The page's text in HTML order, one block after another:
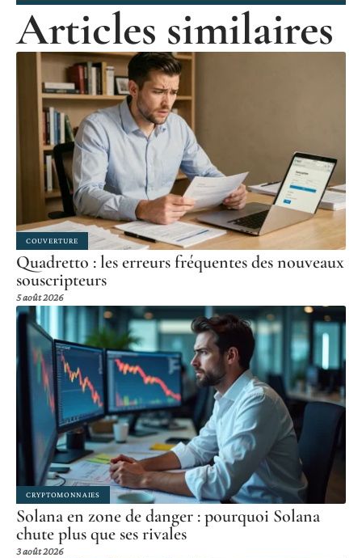
Articles similaires
COUVERTURE
Quadretto : les erreurs fréquentes des nouveaux
souscripteurs
5 août 2026
CRYPTOMONNAIES
Solana en zone de danger : pourquoi Solana
chute plus que ses rivales
3 août 2026